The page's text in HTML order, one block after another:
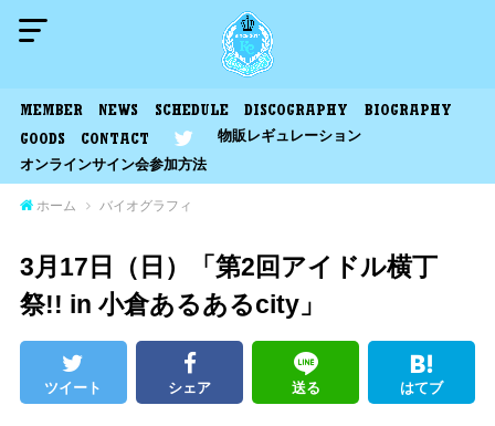
MEMBER NEWS SCHEDULE DISCOGRAPHY
BIOGRAPHY
GOODS
CONTACT
物販レギュレーション
オンラインサイン会参加方法
ホーム バイオグラフィ
3月17日（日）「第2回アイドル横丁
祭!! in 小倉あるあるcity」
ツイート シェア 送る はてブ